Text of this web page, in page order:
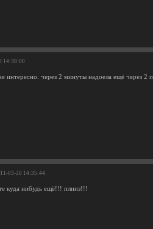
14:38:00
интересно. через 2 минуты надоела ещё через 2
03-20 14:35:44
куда нибудь ещё!!! плииз!!!